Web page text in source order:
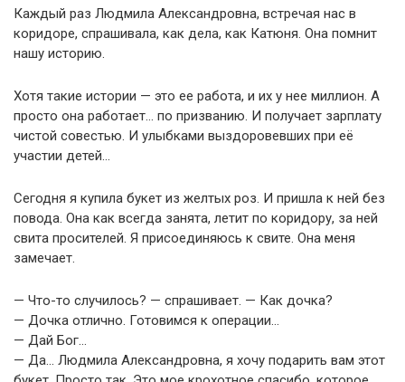
Каждый раз Людмила Александровна, встречая нас в
коридоре, спрашивала, как дела, как Катюня. Она помнит
нашу историю.
Хотя такие истории — это ее работа, и их у нее миллион. А
просто она работает… по призванию. И получает зарплату
чистой совестью. И улыбками выздоровевших при её
участии детей…
Сегодня я купила букет из желтых роз. И пришла к ней без
повода. Она как всегда занята, летит по коридору, за ней
свита просителей. Я присоединяюсь к свите. Она меня
замечает.
— Что-то случилось? — спрашивает. — Как дочка?
— Дочка отлично. Готовимся к операции…
— Дай Бог…
— Да… Людмила Александровна, я хочу подарить вам этот